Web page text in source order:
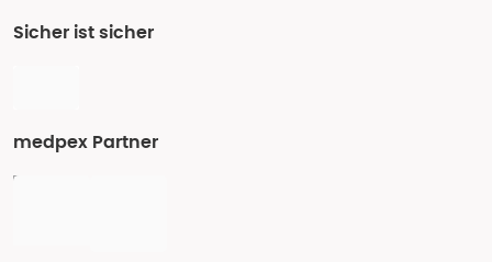
Sicher ist sicher
medpex Partner